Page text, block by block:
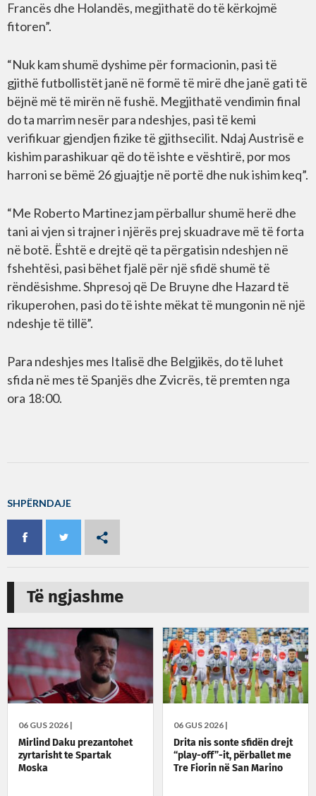
Francës dhe Holandës, megjithatë do të kërkojmë
fitoren”.
“Nuk kam shumë dyshime për formacionin, pasi të
gjithë futbollistët janë në formë të mirë dhe janë gati të
bëjnë më të mirën në fushë. Megjithatë vendimin final
do ta marrim nesër para ndeshjes, pasi të kemi
verifikuar gjendjen fizike të gjithsecilit. Ndaj Austrisë e
kishim parashikuar që do të ishte e vështirë, por mos
harroni se bëmë 26 gjuajtje në portë dhe nuk ishim keq”.
“Me Roberto Martinez jam përballur shumë herë dhe
tani ai vjen si trajner i njërës prej skuadrave më të forta
në botë. Është e drejtë që ta përgatisin ndeshjen në
fshehtësi, pasi bëhet fjalë për një sfidë shumë të
rëndësishme. Shpresoj që De Bruyne dhe Hazard të
rikuperohen, pasi do të ishte mëkat të mungonin në një
ndeshje të tillë”.
Para ndeshjes mes Italisë dhe Belgjikës, do të luhet
sfida në mes të Spanjës dhe Zvicrës, të premten nga
ora 18:00.
SHPËRNDAJE
Të ngjashme
06 GUS 2026 |
Mirlind Daku prezantohet
zyrtarisht te Spartak
Moska
06 GUS 2026 |
Drita nis sonte sfidën drejt
“play-off”-it, përballet me
Tre Fiorin në San Marino